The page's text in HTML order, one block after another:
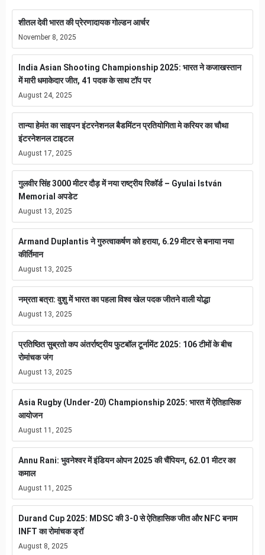
शीतल देवी भारत की प्रेरणादायक गोल्डन आर्चर
November 8, 2025
India Asian Shooting Championship 2025: भारत ने कजाखस्तान
में मारी धमाकेदार जीत, 41 पदक के साथ टॉप पर
August 24, 2025
तान्या हेमंत का साइपन इंटरनेशनल बैडमिंटन प्रतियोगिता मे करियर का चौथा
इंटरनेशनल टाइटल
August 17, 2025
गुलवीर सिंह 3000 मीटर दौड़ में नया राष्ट्रीय रिकॉर्ड – Gyulai István
Memorial अपडेट
August 13, 2025
Armand Duplantis ने गुरुत्वाकर्षण को हराया, 6.29 मीटर से बनाया नया
कीर्तिमान
August 13, 2025
नम्रता बत्रा: वुशु में भारत का पहला विश्व खेल पदक जीतने वाली योद्धा
August 13, 2025
प्रतिष्ठित सुब्रतो कप अंतर्राष्ट्रीय फुटबॉल टूर्नामेंट 2025: 106 टीमों के बीच
रोमांचक जंग
August 13, 2025
Asia Rugby (Under-20) Championship 2025: भारत में ऐतिहासिक
आयोजन
August 11, 2025
Annu Rani: भुवनेश्वर में इंडियन ओपन 2025 की चैंपियन, 62.01 मीटर का
कमाल
August 11, 2025
Durand Cup 2025: MDSC की 3-0 से ऐतिहासिक जीत और NFC बनाम
INFT का रोमांचक ड्रॉ
August 8, 2025